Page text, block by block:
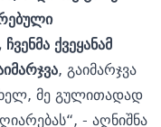
ქვეყანამ
, გაიმარჯვა
მე გულითადად
- აღნიშნა